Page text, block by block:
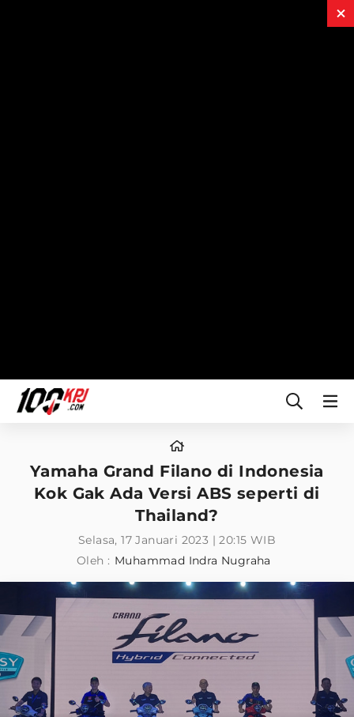
Yamaha Grand Filano di Indonesia
Kok Gak Ada Versi ABS seperti di
Thailand?
Selasa, 17 Januari 2023 | 20:15 WIB
Oleh : Muhammad Indra Nugraha